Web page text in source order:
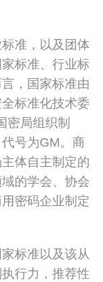
准，以及团体
标准、行业标
，国家标准由
标准化技术委
密局组织制
号为GM。商
体自主制定的
的学会、协会
密码企业制定
标准以及该从
行力，推荐性